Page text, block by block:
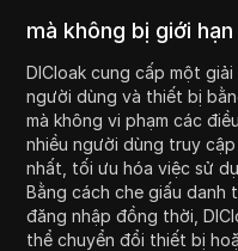
mà không bị giới hạn
DICloak cung cấp một
người dùng và thiết bị
mà không vi phạm các
nhiều người dùng truy
nhất, tối ưu hóa việc sử
Bằng cách che giấu danh
đăng nhập đồng thời,
thể chuyển đổi thiết bị